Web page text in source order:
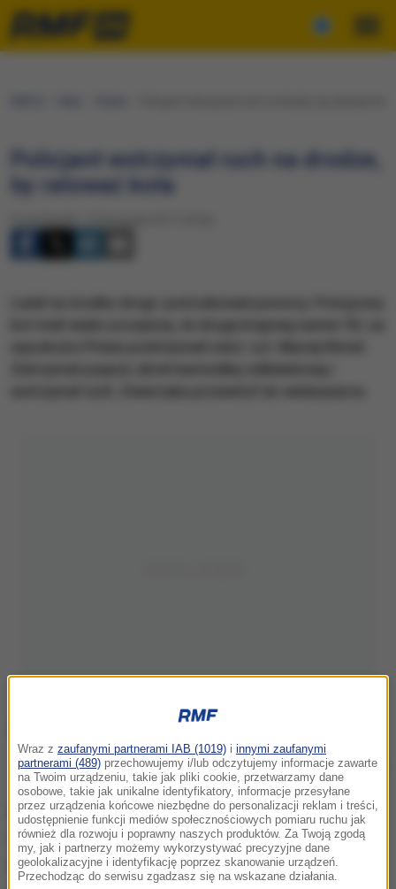
Policjant wstrzymał ruch na drodze,
by ratować kota
Maciej Kimet z uratowanym kotem
Policjant Zespołu Prasowego Komendy
Wojewódzkiej Policji w Gorzowie Wlkp. jechał
krajową "92", gdy zauważył, że na środku drogi leży
Wraz z zaufanymi partnerami IAB (1019) i innymi zaufanymi
partnerami (489) przechowujemy i/lub odczytujemy informacje zawarte
na Twoim urządzeniu, takie jak pliki cookie, przetwarzamy dane
osobowe, takie jak unikalne identyfikatory, informacje przesyłane
przez urządzenia końcowe niezbędne do personalizacji reklam i treści,
udostępnienie funkcji mediów społecznościowych pomiaru ruchu jak
również dla rozwoju i poprawny naszych produktów. Za Twoją zgodą
my, jak i partnerzy możemy wykorzystywać precyzyjne dane
geolokalizacyjne i identyfikację poprzez skanowanie urządzeń.
Przechodząc do serwisu zgadzasz się na wskazane działania.